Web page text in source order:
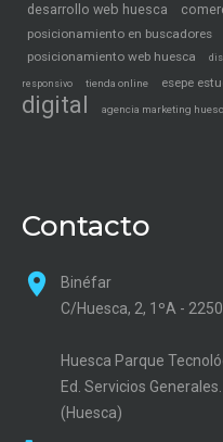
desarrollo web huesca
posicionamiento en buscadores
posicionamiento web huesca
responsivo tienda online esepe
digital
agencia marketing
Contacto
Binéfar
C/Huesca, 2, 1ºA -
Huesca Parque
Ed. Servicios
(Huesca)